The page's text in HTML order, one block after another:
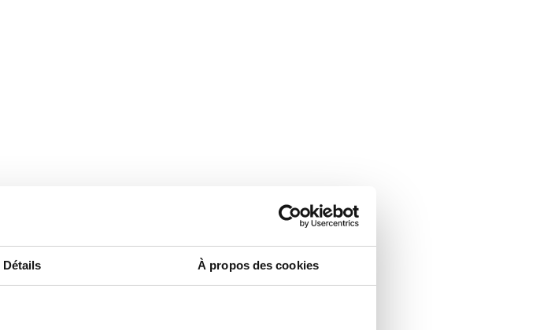
Détails À propos des cookies